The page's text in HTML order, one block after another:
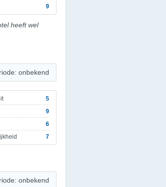
9
heeft wel
onbekend
5
9
6
7
onbekend